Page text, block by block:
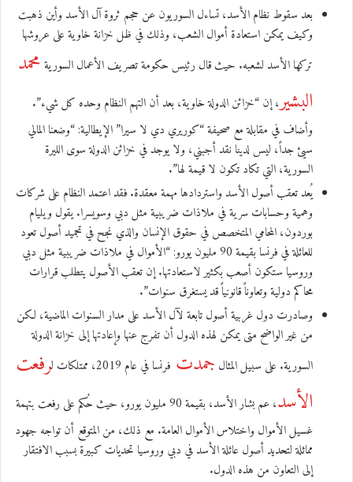
بعد سقوط نظام الأسد، تساءل السوريون عن حجم ثروة آل الأسد وأين ذهبت
وكيف يمكن استعادة أموال الشعب، وذلك في ظل خزانة خاوية على عروشها
تركها الأسد لشعبه. حيث قال رئيس حكومة تصريف الأعمال السوريةمحمد
البشير، إن “خزائن الدولة خاوية، بعد أن التهم النظام وحده كل شيء”.
وأضاف في مقابلة مع صحيفة “كوريري دي لا سيرا” الإيطالية: “وضعنا المالي
سيئ جداً، ليس لدينا نقد أجبني، ولا يوجد في خزائن الدولة سوى الليرة
السورية، التي تكاد تكون لا قيمة لها”.
يُعد تعقب أصول الأسد واستردادها مهمة معقدة. فقد اعتمد النظام على شركات
وهمية وحسابات سرية في ملاذات ضريبية مثل دبي وسويسرا. يقول ويليام
بوردون، المحامي المتخصص في حقوق الإنسان والذي نجح في تجميد أصول تعود
للعائلة في فرنسا بقيمة 90 مليون يورو: “الأموال في ملاذات ضريبية مثل دبي
وروسيا ستكون أصعب بكثير لاستعادتها. إن تعقب الأصول يتطلب قرارات
محاكم دولية وتعاوناً قانونياً قد يستغرق سنوات”.
وصادرت دول غربية أصول تابعة لآل الأسد على مدار السنوات الماضية، لكن
من غير الواضح متى يمكن لهذه الدول أن تفرج عنها وإعادتها إلى خزانة الدولة
السورية. على سبيل المثال جمدت فرنسا في عام 2019، ممتلكات ل
رفعت
الأسد
، عم بشار الأسد، بقيمة 90 مليون يورو، حيث حُكم على رفعت بتهمة
غسيل الأموال واختلاس الأموال العامة. مع ذلك، من المتوقع أن تواجه جهود
مماثلة لتحديد أصول عائلة الأسد في دبي وروسيا تحديات كبيرة بسبب الافتقار
إلى التعاون من هذه الدول.